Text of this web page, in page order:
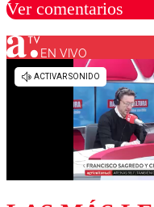
Ver comentarios
Los comentarios
EN VIVO